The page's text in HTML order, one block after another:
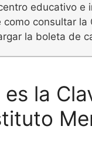
educativo e
como consultar la
la boleta de
es la